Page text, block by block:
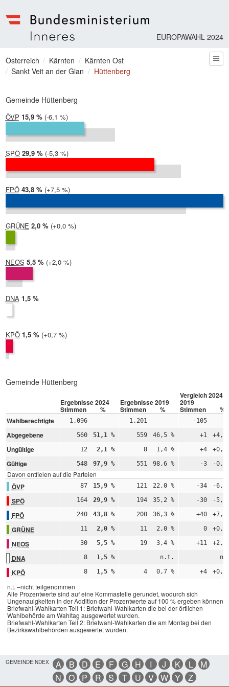
EUROPAWAHL 2024
Sie befinden sich hier
Österreich Kärnten
Kärnten Ost
Sankt Veit an der Glan
Hüttenberg
Gemeinde Hüttenberg
ÖVP 2024:
15,9 %
2019:
22,0 %
Differenz:
-6,1 %
SPÖ 2024:
29,9 %
2019:
35,2 %
Differenz:
-5,3 %
FPÖ 2024:
43,8 %
2019:
36,3 %
Differenz:
+7,5 %
GRÜNE 2024:
2,0 % Differenz:
+0,0 %
NEOS 2024:
5,5 % Differenz:
+2,0 %
DNA 2024:
1,5 %
KPÖ 2024:
1,5 % Differenz:
+0,7 %
Gemeinde Hüttenberg
Ergebnisse 2024 Ergebnisse 2019
Vergleich 2024 –
2019
Stimmen % Stimmen % Stimmen
%
Wahlberechtigte
1.096 1.201 -105
Abgegebene 560 51,1 % 559 46,5 % +1 +4,6
Ungültige 12 2,1 % 8 1,4 % +4 +0,7
Gültige 548 97,9 % 551 98,6 % -3 -0,7
Davon entfielen auf die Parteien
ÖVP 87 15,9 % 121 22,0 % -34 -6,1
SPÖ 164 29,9 % 194 35,2 % -30 -5,3
FPÖ 240 43,8 % 200 36,3 % +40 +7,5
GRÜNE 11 2,0 % 11 2,0 % 0 +0,0
NEOS 30 5,5 % 19 3,4 % +11 +2,0
DNA 8 1,5 % n.t.
KPÖ 8 1,5 % 4 0,7 % +4 +0,7
n.t. –nicht teilgenommen
Alle Prozentwerte sind auf eine Kommastelle gerundet, wodurch sich
Ungenauigkeiten in der Addition der Prozentwerte auf 100 % ergeben können.
Briefwahl-Wahlkarten Teil 1: Briefwahl-Wahlkarten die bei der örtlichen
Wahlbehörde am Wahltag ausgewertet wurden.
Briefwahl-Wahlkarten Teil 2: Briefwahl-Wahlkarten die am Montag bei den
Bezirkswahlbehörden ausgewertet wurden.
GEMEINDEINDEX A B D E F G H I J K L
M
N
O P R S T U V W Y Z